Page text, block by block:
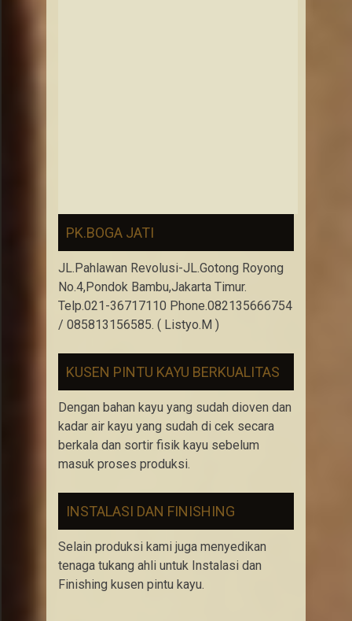
PK.BOGA JATI
JL.Pahlawan Revolusi-JL.Gotong Royong
No.4,Pondok Bambu,Jakarta Timur.
Telp.021-36717110 Phone.082135666754
/ 085813156585. ( Listyo.M )
KUSEN PINTU KAYU BERKUALITAS
Dengan bahan kayu yang sudah dioven dan
kadar air kayu yang sudah di cek secara
berkala dan sortir fisik kayu sebelum
masuk proses produksi.
INSTALASI DAN FINISHING
Selain produksi kami juga menyedikan
tenaga tukang ahli untuk Instalasi dan
Finishing kusen pintu kayu.